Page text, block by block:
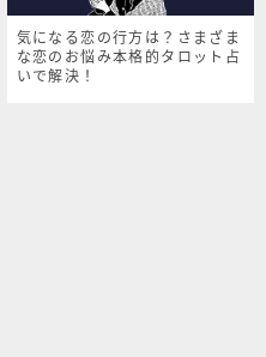
気になる恋の行方は？さまざま
な恋のお悩み本格的タロット占
いで解決！